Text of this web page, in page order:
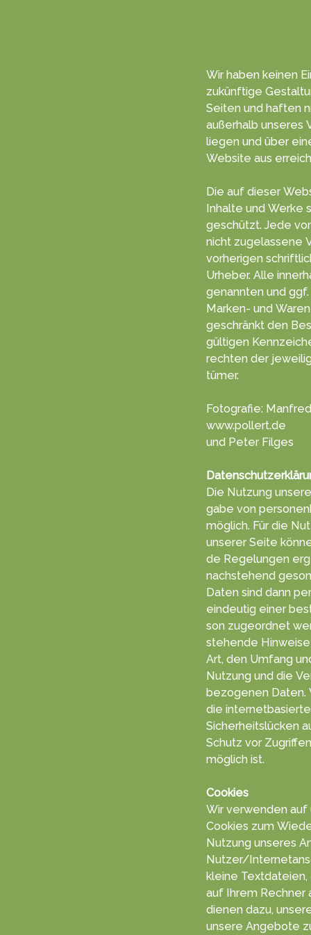
Wir haben keinen
zukünf­tige
Seiten und haften
außerhalb unseres
liegen und über einen Hyper­link von dieser
Web­site aus
Die auf dieser
Inhalte und Werke
geschützt. Jede vom deutschen Urheberrecht
nicht zugelassene
vorherigen schriftlichen
Urheber. Alle
genannten und ggf. durch
Marken- und
geschränkt den
gültigen
rechten der
tümer.
Fotografie:
www.pollert.de
und Peter Filges
Die Nutzung
gabe von
möglich. Für die
unserer Seite
de Re­ge­lun­gen
nachs­tehend
Daten sind dann
ein­deutig einer
son zu­geord­net
stehende
Art, den Um­fang
Nut­zung und die
bezogenen Da­ten. Wir weisen darauf hin, dass
die
Sicherheits­lücken
Schutz vor
mög­lich ist.
Cookies
Wir ver­wen­den
Coo­kies zum
Nut­zung un­seres
Nutzer/
kleine
auf Ihrem Rech­ner
die­nen dazu,
unsere An­gebo­te